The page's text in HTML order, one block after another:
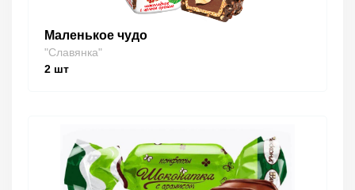
Маленькое чудо
"Славянка"
2 шт